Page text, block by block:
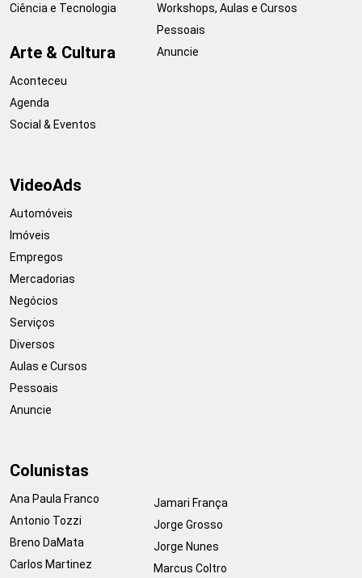
Ciência e Tecnologia
Arte & Cultura
Aconteceu
Agenda
Social & Eventos
Workshops, Aulas e Cursos
Pessoais
Anuncie
VideoAds
Automóveis
Imóveis
Empregos
Mercadorias
Negócios
Serviços
Diversos
Aulas e Cursos
Pessoais
Anuncie
Colunistas
Ana Paula Franco
Antonio Tozzi
Breno DaMata
Carlos Martinez
Jamari França
Jorge Grosso
Jorge Nunes
Marcus Coltro